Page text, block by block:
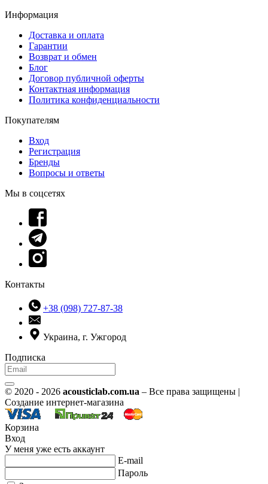
Информация
Доставка и оплата
Гарантии
Возврат и обмен
Блог
Договор публичной оферты
Контактная информация
Политика конфиденциальности
Покупателям
Вход
Регистрация
Бренды
Вопросы и ответы
Мы в соцсетях
Контакты
+38 (098) 727-87-38
Украина, г. Ужгород
Подписка
© 2020 - 2026 acousticlab.com.ua – Все права защищены |
Создание интернет-магазина
Корзина
Вход
У меня уже есть аккаунт
E-mail
Пароль